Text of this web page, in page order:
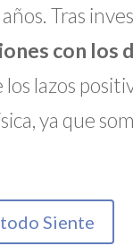
Tras
con los
lazos
ya que
Siente